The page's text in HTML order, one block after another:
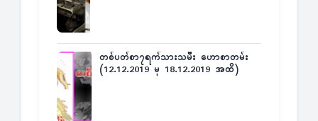
တစ်ပတ်စာ၇ရက်သားသမီး ဟောစာတမ်း
(12.12.2019 မှ 18.12.2019 အထိ)